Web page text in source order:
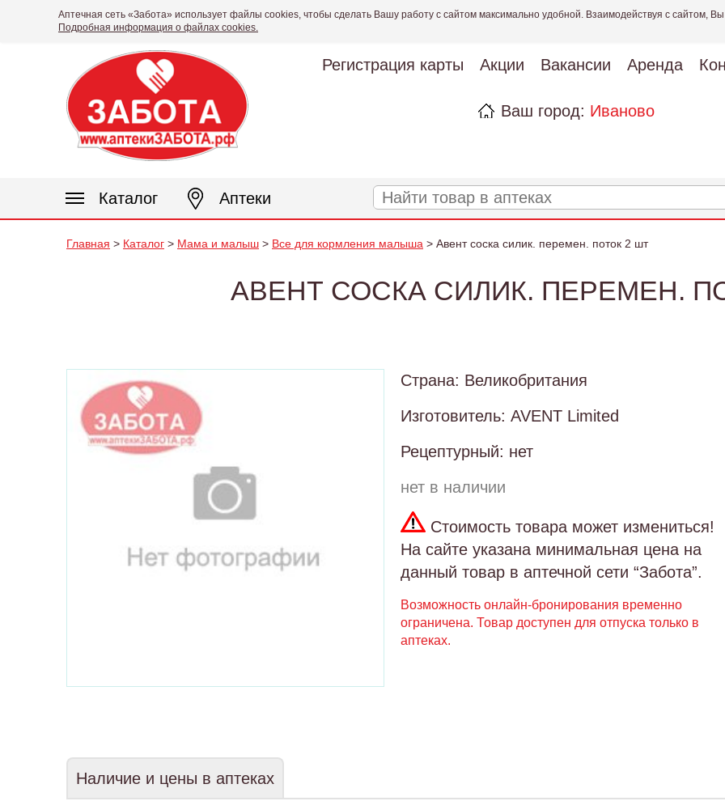
Аптечная сеть «Забота» использует файлы cookies, чтобы сделать Вашу работу с сайтом максимально удобной. Взаимодействуя с сайтом,
Подробная информация о файлах cookies.
Регистрация карты Акции Вакансии Аренда
Ваш город: Иваново
Каталог Аптеки
Главная > Каталог > Мама и малыш > Все для кормления малыша > Авент соска силик. перемен. поток 2 шт
АВЕНТ СОСКА СИЛИК. ПЕРЕМЕН.
Страна: Великобритания
Изготовитель: AVENT Limited
Рецептурный: нет
нет в наличии
Стоимость товара может измениться!
На сайте указана минимальная цена на
данный товар в аптечной сети “Забота”.
Возможность онлайн-бронирования временно
ограничена. Товар доступен для отпуска только в
аптеках.
Наличие и цены в аптеках